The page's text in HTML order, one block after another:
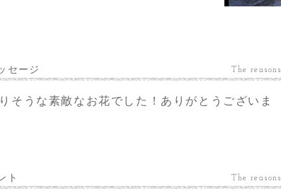
セージ The reasons
そうな素敵なお花でした！ありがとうございま
ト The reasons